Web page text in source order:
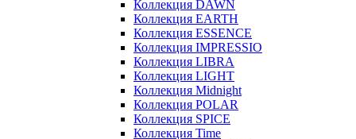
Коллекция DAWN
Коллекция EARTH
Коллекция ESSENCE
Коллекция IMPRESSIO
Коллекция LIBRA
Коллекция LIGHT
Коллекция Midnight
Коллекция POLAR
Коллекция SPICE
Коллекция Time